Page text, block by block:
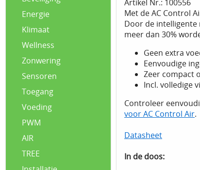
Energie
Klimaat
Wellness
Zonwering
Sensoren
Toegang
Voeding
PWM
AIR
TREE
Artikel Nr.: 100556
Met de AC Control
Door de
meer dan 30%
Geen extra
Eenvoudige
Zeer compact
Incl. volledige
Controleer
voor AC Control Air.
Datasheet
In de doos: